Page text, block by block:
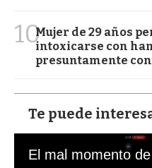
10Mujer de 29 años
intoxicarse con
presuntamente
Te puede